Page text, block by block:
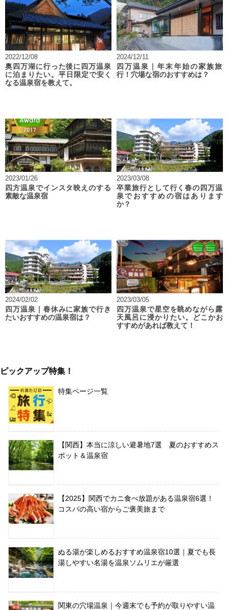
2022/12/08
奥四万湖に行った後に四万温泉
に泊まりたい。平日限定で安く
なる温泉宿を教えて。
2024/12/11
四万温泉｜年末年始の家族旅
行！穴場な宿のおすすめは？
2023/01/26
四方温泉でインスタ映えのする
素敵な温泉宿
2023/03/08
卒業旅行として行く春の四万温
泉でおすすめの宿はあります
か？
2024/02/02
四万温泉｜春休みに家族で行き
たいおすすめの温泉宿は？
2023/03/05
四万温泉で星空を眺めながら露
天風呂に浸かりたい。どこかお
すすめがあれば教えて！
ピックアップ特集！
特集ページ一覧
【関西】本当に涼しい避暑地7選 夏のおすすめス
ポット＆温泉宿
【2025】関西でカニ食べ放題がある温泉宿6選！
コスパの高い宿からご褒美旅まで
ぬる湯が楽しめるおすすめ温泉宿10選｜夏でも長
湯しやすい名湯を温泉ソムリエが厳選
関東の穴場温泉｜今週末でも予約が取りやすい温